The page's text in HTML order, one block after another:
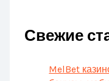
Свежие
MelBet